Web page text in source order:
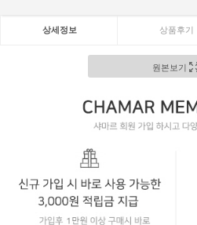
상세정보 상품후기
원본보기